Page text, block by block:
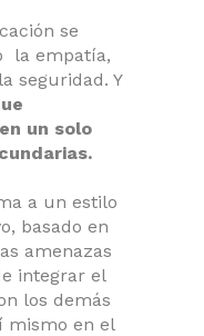
se
la empatía,
seguridad. Y
un solo
a un estilo
basado en
amenazas
integrar el
los demás
mismo en el